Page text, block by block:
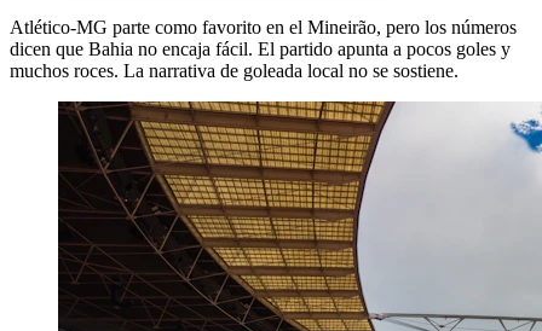
Atlético-MG parte como favorito en el Mineirão, pero los números
dicen que Bahia no encaja fácil. El partido apunta a pocos goles y
muchos roces. La narrativa de goleada local no se sostiene.